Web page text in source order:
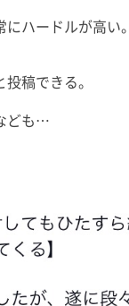
ハードルが高い。
稿できる。
ども…